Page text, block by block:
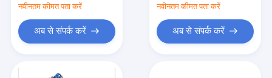
नवीनतम कीमत पता करें
अब से संपर्क करें
नवीनतम कीमत पता करें
अब से संपर्क करें